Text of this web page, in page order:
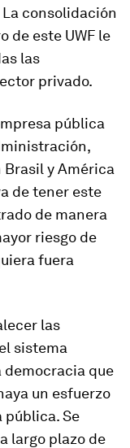
consolidación
de este UWF le
las
privado.
pública
Brasil y América
de tener este
de manera
riesgo de
fuera
las
sistema
que
un esfuerzo
pública. Se
largo plazo de